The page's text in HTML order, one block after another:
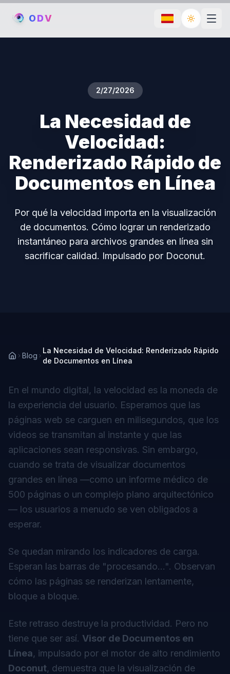
ODV Toggle
2/27/2026
La Necesidad de
Velocidad:
Renderizado Rápido de
Documentos en Línea
Por qué la velocidad importa en la visualización
de documentos. Cómo lograr un renderizado
instantáneo para archivos grandes en línea sin
sacrificar calidad. Impulsado por Doconut.
Blog
La Necesidad de Velocidad: Renderizado Rápido
de Documentos en Línea
En el mundo digital, la velocidad es la moneda de
la experiencia del usuario. Esperamos que las
páginas web se carguen en milisegundos, que los
videos se transmitan al instante y que las
aplicaciones sean responsivas. Sin embargo,
cuando se trata de visualizar documentos
grandes en línea —como un informe médico de
500 páginas o un complejo plano arquitectónico
— los usuarios a menudo se ven obligados a
esperar.
Se quedan mirando los indicadores de carga.
Esperan las barras de "procesando...". Observan
cómo las páginas se renderizan lentamente,
bloque a bloque.
Este retraso destruye la productividad. Pero no
tiene que ser así. Visor de Documentos en
Línea, impulsado por el motor de alto rendimiento
Doconut, demuestra que la visualización de